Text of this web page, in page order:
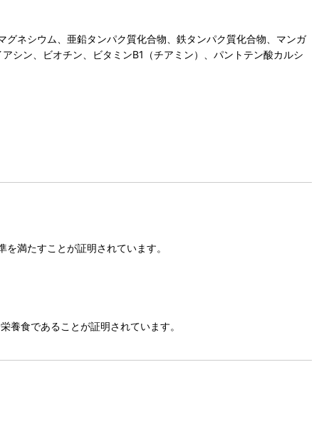
ネシウム、亜鉛タンパク質化合物、鉄タンパク質化合物、マンガ
シン、ビオチン、ビタミンB1（チアミン）、パントテン酸カルシ
満たすことが証明されています。
養食であることが証明されています。